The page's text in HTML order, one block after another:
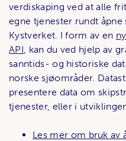
verdiskaping ved at alle
egne tjenester rundt
Kystverket. I form av en
API , kan du ved hjelp av
sanntids- og historiske
norske sjøområder.
presentere data om
tjenester, eller i
Les mer om bruk av